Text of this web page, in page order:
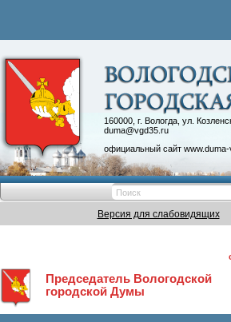
160000, г. Вологда, ул.
duma@vgd35.ru
официальный сайт
Контакты
Депутатские
Версия для слабовидящих
Председатель Вологодской
городской Думы